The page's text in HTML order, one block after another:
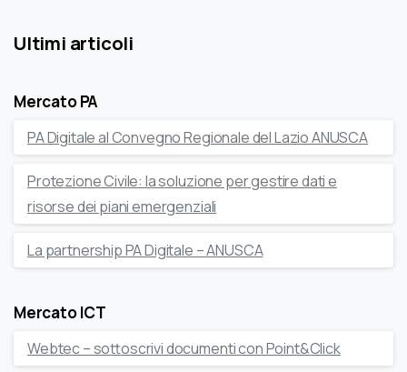
Ultimi articoli
Mercato PA
PA Digitale al Convegno Regionale del Lazio ANUSCA
Protezione Civile: la soluzione per gestire dati e
risorse dei piani emergenziali
La partnership PA Digitale – ANUSCA
Mercato ICT
Webtec – sottoscrivi documenti con Point&Click